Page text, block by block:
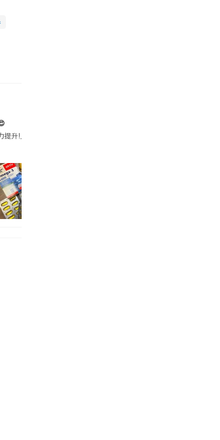
帶的行動電源機身已標示「10000mAh」，卻仍被要求當場丟
提升!｣ 長時間對住電腦､剪片寫稿,成日覺得眼睛乾澀､腦袋好似｢斷